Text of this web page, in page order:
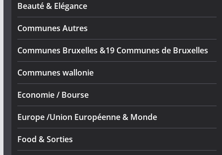
Beauté & Elégance
Communes Autres
Communes Bruxelles &19 Communes de Bruxelles
Communes wallonie
Economie / Bourse
Europe /Union Européenne & Monde
Food & Sorties